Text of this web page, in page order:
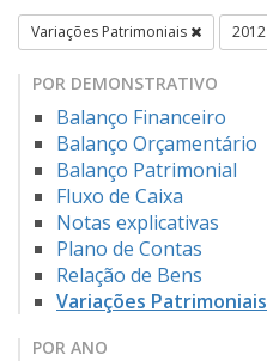
Variações Patrimoniais 2012
POR DEMONSTRATIVO
Balanço Financeiro
Balanço Orçamentário
Balanço Patrimonial
Fluxo de Caixa
Notas explicativas
Plano de Contas
Relação de Bens
Variações Patrimoniais
POR ANO